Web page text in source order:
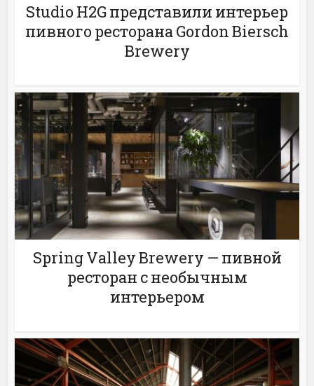
Studio H2G представили интерьер
пивного ресторана Gordon Biersch
Brewery
Spring Valley Brewery — пивной
ресторан с необычным
интерьером